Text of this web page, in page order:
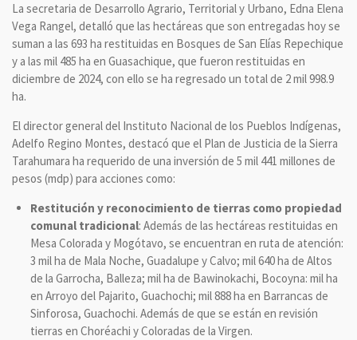
La secretaria de Desarrollo Agrario, Territorial y Urbano, Edna Elena
Vega Rangel, detalló que las hectáreas que son entregadas hoy se
suman a las 693 ha restituidas en Bosques de San Elías Repechique
y a las mil 485 ha en Guasachique, que fueron restituidas en
diciembre de 2024, con ello se ha regresado un total de 2 mil 998.9
ha.
El director general del Instituto Nacional de los Pueblos Indígenas,
Adelfo Regino Montes, destacó que el Plan de Justicia de la Sierra
Tarahumara ha requerido de una inversión de 5 mil 441 millones de
pesos (mdp) para acciones como:
Restitución y reconocimiento de tierras como propiedad
comunal tradicional: Además de las hectáreas restituidas en
Mesa Colorada y Mogótavo, se encuentran en ruta de atención:
3 mil ha de Mala Noche, Guadalupe y Calvo; mil 640 ha de Altos
de la Garrocha, Balleza; mil ha de Bawinokachi, Bocoyna: mil ha
en Arroyo del Pajarito, Guachochi; mil 888 ha en Barrancas de
Sinforosa, Guachochi. Además de que se están en revisión
tierras en Choréachi y Coloradas de la Virgen.